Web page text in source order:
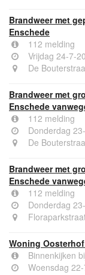
Brandweer met
Enschede
112 melding
Vrijdag 24-7-
De
Brandweer met
Enschede
112 melding
Donderdag
De
Brandweer met
Enschede
112 melding
Donderdag
Woning
Binnenkijken
Woensdag